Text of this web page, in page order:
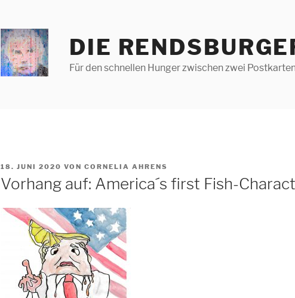
DIE
Für den schnellen Hunger zwischen zwei
VERÖFFENTLICHT
18. JUNI 2020 VON CORNELIA AHRENS
Vorhang auf: America´s first Fish-